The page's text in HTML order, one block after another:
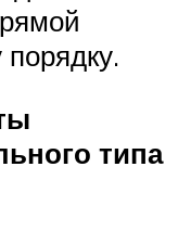
типа